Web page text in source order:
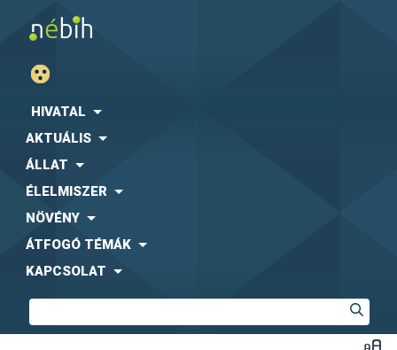
HIVATAL
AKTUÁLIS
ÁLLAT
ÉLELMISZER
NÖVÉNY
ÁTFOGÓ TÉMÁK
KAPCSOLAT